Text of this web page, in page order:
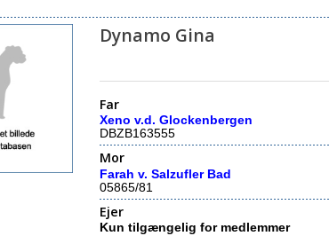
Dynamo Gina
Far
Xeno v.d. Glockenbergen
DBZB163555
Mor
Farah v. Salzufler Bad
05865/81
Ejer
Kun tilgængelig for medlemmer